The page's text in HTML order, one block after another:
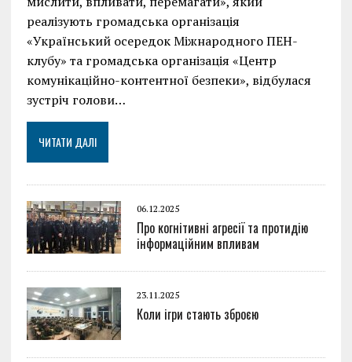
реалізують громадська організація
«Український осередок Міжнародного ПЕН-
клубу» та громадська організація «Центр
комунікаційно-контентної безпеки», відбулася
зустріч голови…
ЧИТАТИ ДАЛІ
06.12.2025
Про когнітивні агресії та протидію
інформаційним впливам
23.11.2025
Коли ігри стають зброєю